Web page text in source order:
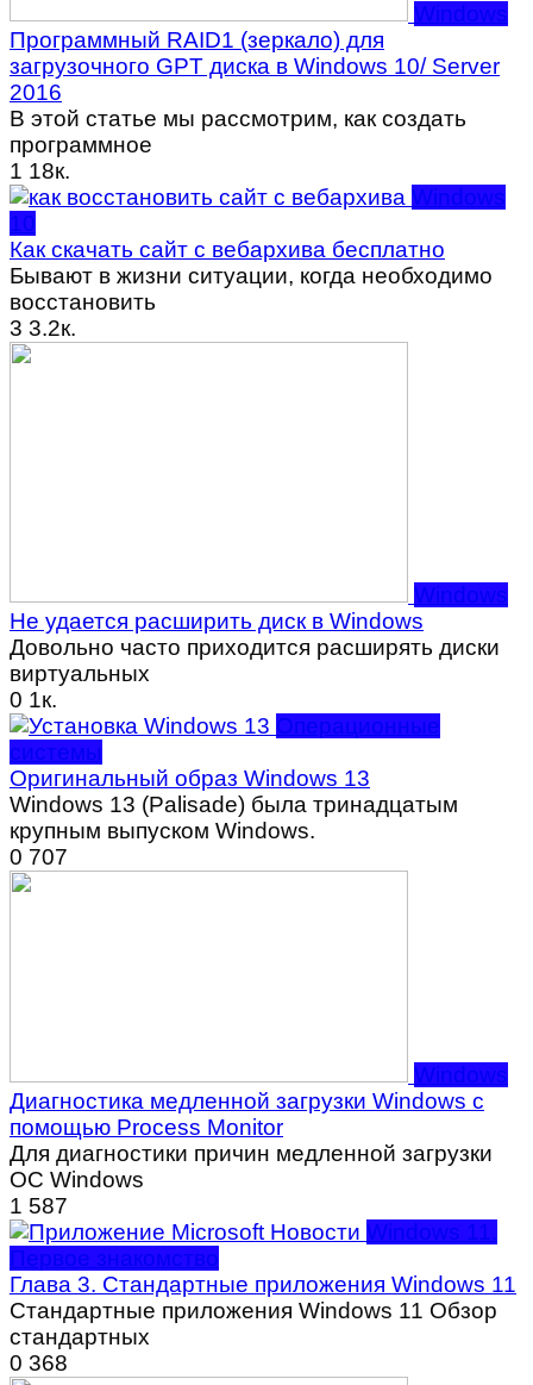
Windows
Программный RAID1 (зеркало) для
загрузочного GPT диска в Windows 10/ Server
2016
В этой статье мы рассмотрим, как создать
программное
1 18к.
Windows
10
Как скачать сайт с вебархива бесплатно
Бывают в жизни ситуации, когда необходимо
восстановить
3 3.2к.
Windows
Не удается расширить диск в Windows
Довольно часто приходится расширять диски
виртуальных
0 1к.
Операционные
системы
Оригинальный образ Windows 13
Windows 13 (Palisade) была тринадцатым
крупным выпуском Windows.
0 707
Windows
Диагностика медленной загрузки Windows с
помощью Process Monitor
Для диагностики причин медленной загрузки
ОС Windows
1 587
Windows 11.
Первое знакомство
Глава 3. Стандартные приложения Windows 11
Стандартные приложения Windows 11 Обзор
стандартных
0 368